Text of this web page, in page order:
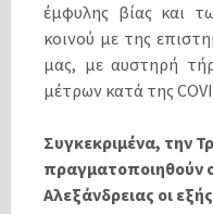
έμφυλης βίας και
κοινού με της
μας, με αυστηρή
μέτρων κατά της
Συγκεκριμένα, την
πραγματοποιηθούν
Αλεξάνδρειας οι